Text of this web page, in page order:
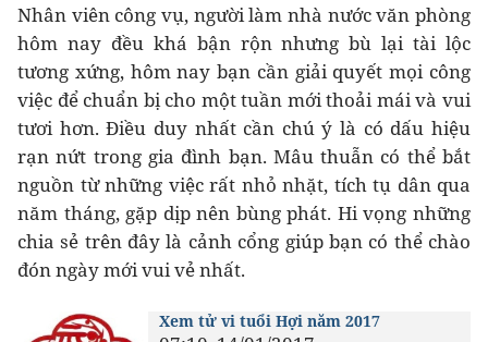
Nhân viên công vụ, người làm nhà nước văn phòng
hôm nay đều khá bận rộn nhưng bù lại tài lộc
tương xứng, hôm nay bạn cần giải quyết mọi công
việc để chuẩn bị cho một tuần mới thoải mái và vui
tươi hơn. Điều duy nhất cần chú ý là có dấu hiệu
rạn nứt trong gia đình bạn. Mâu thuẫn có thể bắt
nguồn từ những việc rất nhỏ nhặt, tích tụ dân qua
năm tháng, gặp dịp nên bùng phát. Hi vọng những
chia sẻ trên đây là cảnh cổng giúp bạn có thể chào
đón ngày mới vui vẻ nhất.
Xem tử vi tuổi Hợi năm 2017